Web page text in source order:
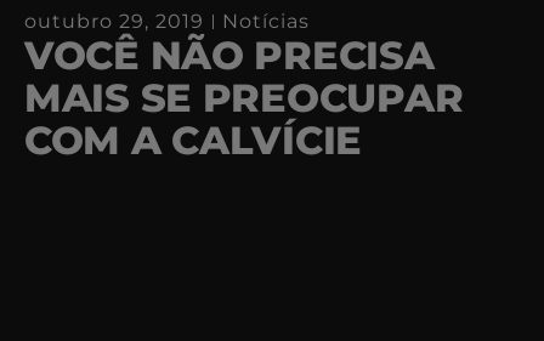
outubro 29, 2019 Notícias
VOCÊ NÃO PRECISA
MAIS SE PREOCUPAR
COM A CALVÍCIE